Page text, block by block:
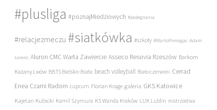
#plusliga #poznajMiedziowych #pożegnania
#relacjezmeczu #siatkówka #szkoły #WartoPomagac Adam
Lorenc Aluron CMC Warta Zawiercie Asseco Resovia Rzeszów Barkom
Każany Lwów BBTS Bielsko-Biała beach volleyball Biało-czerwoni Cerrad
Enea Czarni Radom cuprum Florian Krage galeria GKS Katowice
Kajetan Kubicki Kamil Szymura KS Wanda Kraków LUK Lublin mistrzostwa